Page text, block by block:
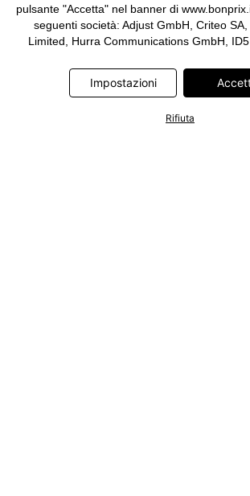
pulsante "Accetta" nel banner di
seguenti società: Adjust GmbH, Criteo
Limited, Hurra Communications GmbH, ID5
Limited, Pinterest Europe Limited, RTB-
Information Technologies UK Limited.
informativa privacy e cookie
Impostazioni
Rifiuta